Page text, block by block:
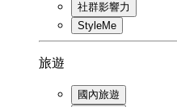
社群影響力
StyleMe
旅遊
國內旅遊